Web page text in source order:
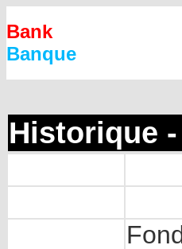
Bank
Banque
Historique